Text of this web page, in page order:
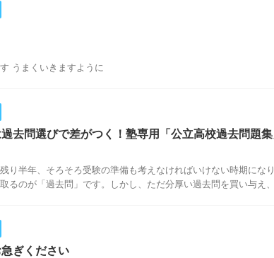
うまくいきますように
去問選びで差がつく！塾専用「公立高校過去問題集
り半年、そろそろ受験の準備も考えなければいけない時期にな
るのが「過去問」です。しかし、ただ分厚い過去問を買い与え
ぎください